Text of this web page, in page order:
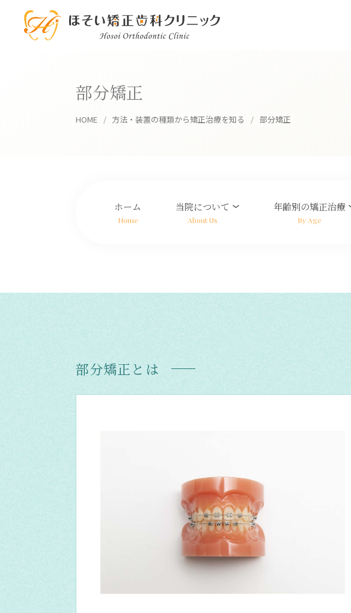
部分矯正
HOME 方法・装置の種類から矯正治療を知る 部分矯正
ホーム
Home
当院について
About Us
年齢別の矯正治療
By Age
部分矯正とは